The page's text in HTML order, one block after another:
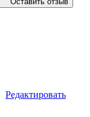
Редактировать